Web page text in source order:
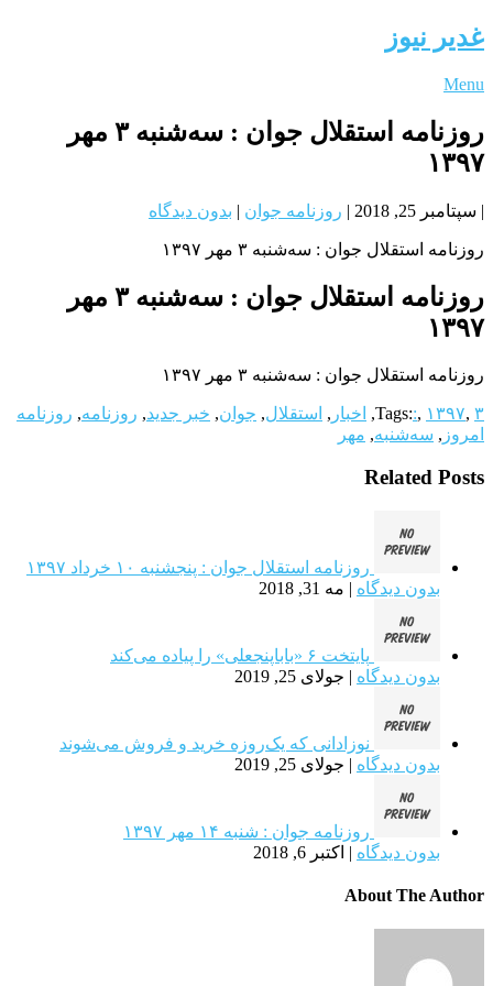
غدیر نیوز
Menu
روزنامه استقلال جوان : سه‌شنبه ۳ مهر
۱۳۹۷
| سپتامبر 25, 2018 | روزنامه جوان | بدون دیدگاه
روزنامه استقلال جوان : سه‌شنبه ۳ مهر ۱۳۹۷
روزنامه استقلال جوان : سه‌شنبه ۳ مهر
۱۳۹۷
روزنامه استقلال جوان : سه‌شنبه ۳ مهر ۱۳۹۷
Tags::, ۱۳۹۷, ۳ , اخبار , استقلال, جوان, خبر جدید, روزنامه, روزنامه
امروز , سه‌شنبه, مهر
Related Posts
روزنامه استقلال جوان : پنجشنبه ۱۰ خرداد ۱۳۹۷
بدون دیدگاه | مه 31, 2018
پایتخت ۶ «باباپنجعلی» را پیاده می‌کند
بدون دیدگاه | جولای 25, 2019
نوزادانی که یک‌روزه خرید و فروش می‌شوند
بدون دیدگاه | جولای 25, 2019
روزنامه جوان : شنبه ۱۴ مهر ۱۳۹۷
بدون دیدگاه | اکتبر 6, 2018
About The Author